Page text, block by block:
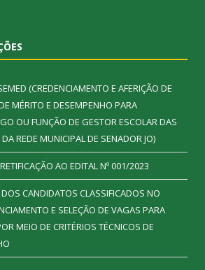
(CREDENCIAMENTO E AFERIÇÃO DE
MÉRITO E DESEMPENHO PARA
OU FUNÇÃO DE GESTOR ESCOLAR DAS
REDE MUNICIPAL DE SENADOR JO)
AO EDITAL Nº 001/2023
CANDIDATOS CLASSIFICADOS NO
E SELEÇÃO DE VAGAS PARA
MEIO DE CRITÉRIOS TÉCNICOS DE